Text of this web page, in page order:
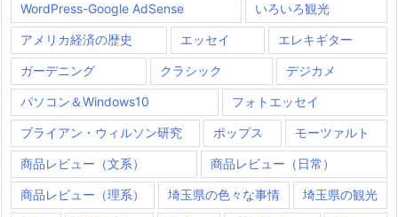
WordPress-Google AdSense いろいろ観光
アメリカ経済の歴史 エッセイ エレキギター
ガーデニング クラシック デジカメ
パソコン＆Windows10 フォトエッセイ
ブライアン・ウィルソン研究 ポップス モーツァルト
商品レビュー（文系） 商品レビュー（日常）
商品レビュー（理系） 埼玉県の色々な事情 埼玉県の観光